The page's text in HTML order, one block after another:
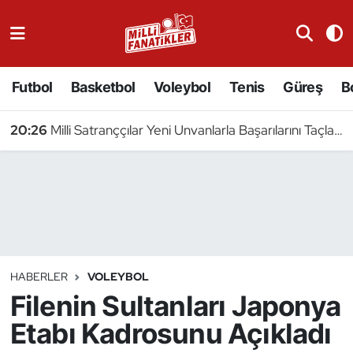
Futbol Basketbol Voleybol Tenis Güreş
20:26 Milli Satranççılar Yeni Unvanlarla Başarılarını Taçlandırdı
HABERLER VOLEYBOL
Filenin Sultanları Japonya
Etabı Kadrosunu Açıkladı
Badminton
Binicilik
Bisiklet